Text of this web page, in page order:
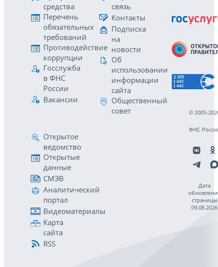
средства
Перечень
обязательных
требований
Противодействие
коррупции
Госслужба
в ФНС
России
Вакансии
связь
Контакты
Подписка
на
новости
Об
использовании
информации
сайта
Общественный
совет
Открытое
ведомство
Открытые
данные
СМЭВ
Аналитический
портал
Видеоматериалы
Карта
сайта
RSS
© 2005-
ФНС
Дата
страницы
09.08.2026